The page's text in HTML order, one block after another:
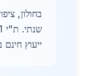
ייעוץ חינם ב-